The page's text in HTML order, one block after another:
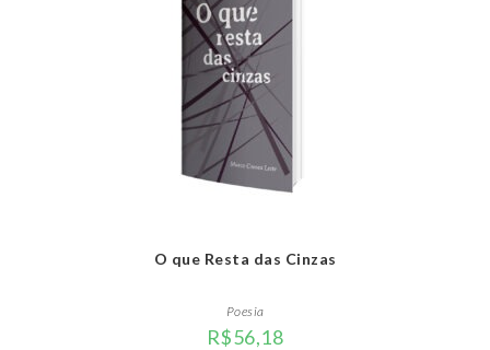
O que Resta das Cinzas
Poesia
R$56,18